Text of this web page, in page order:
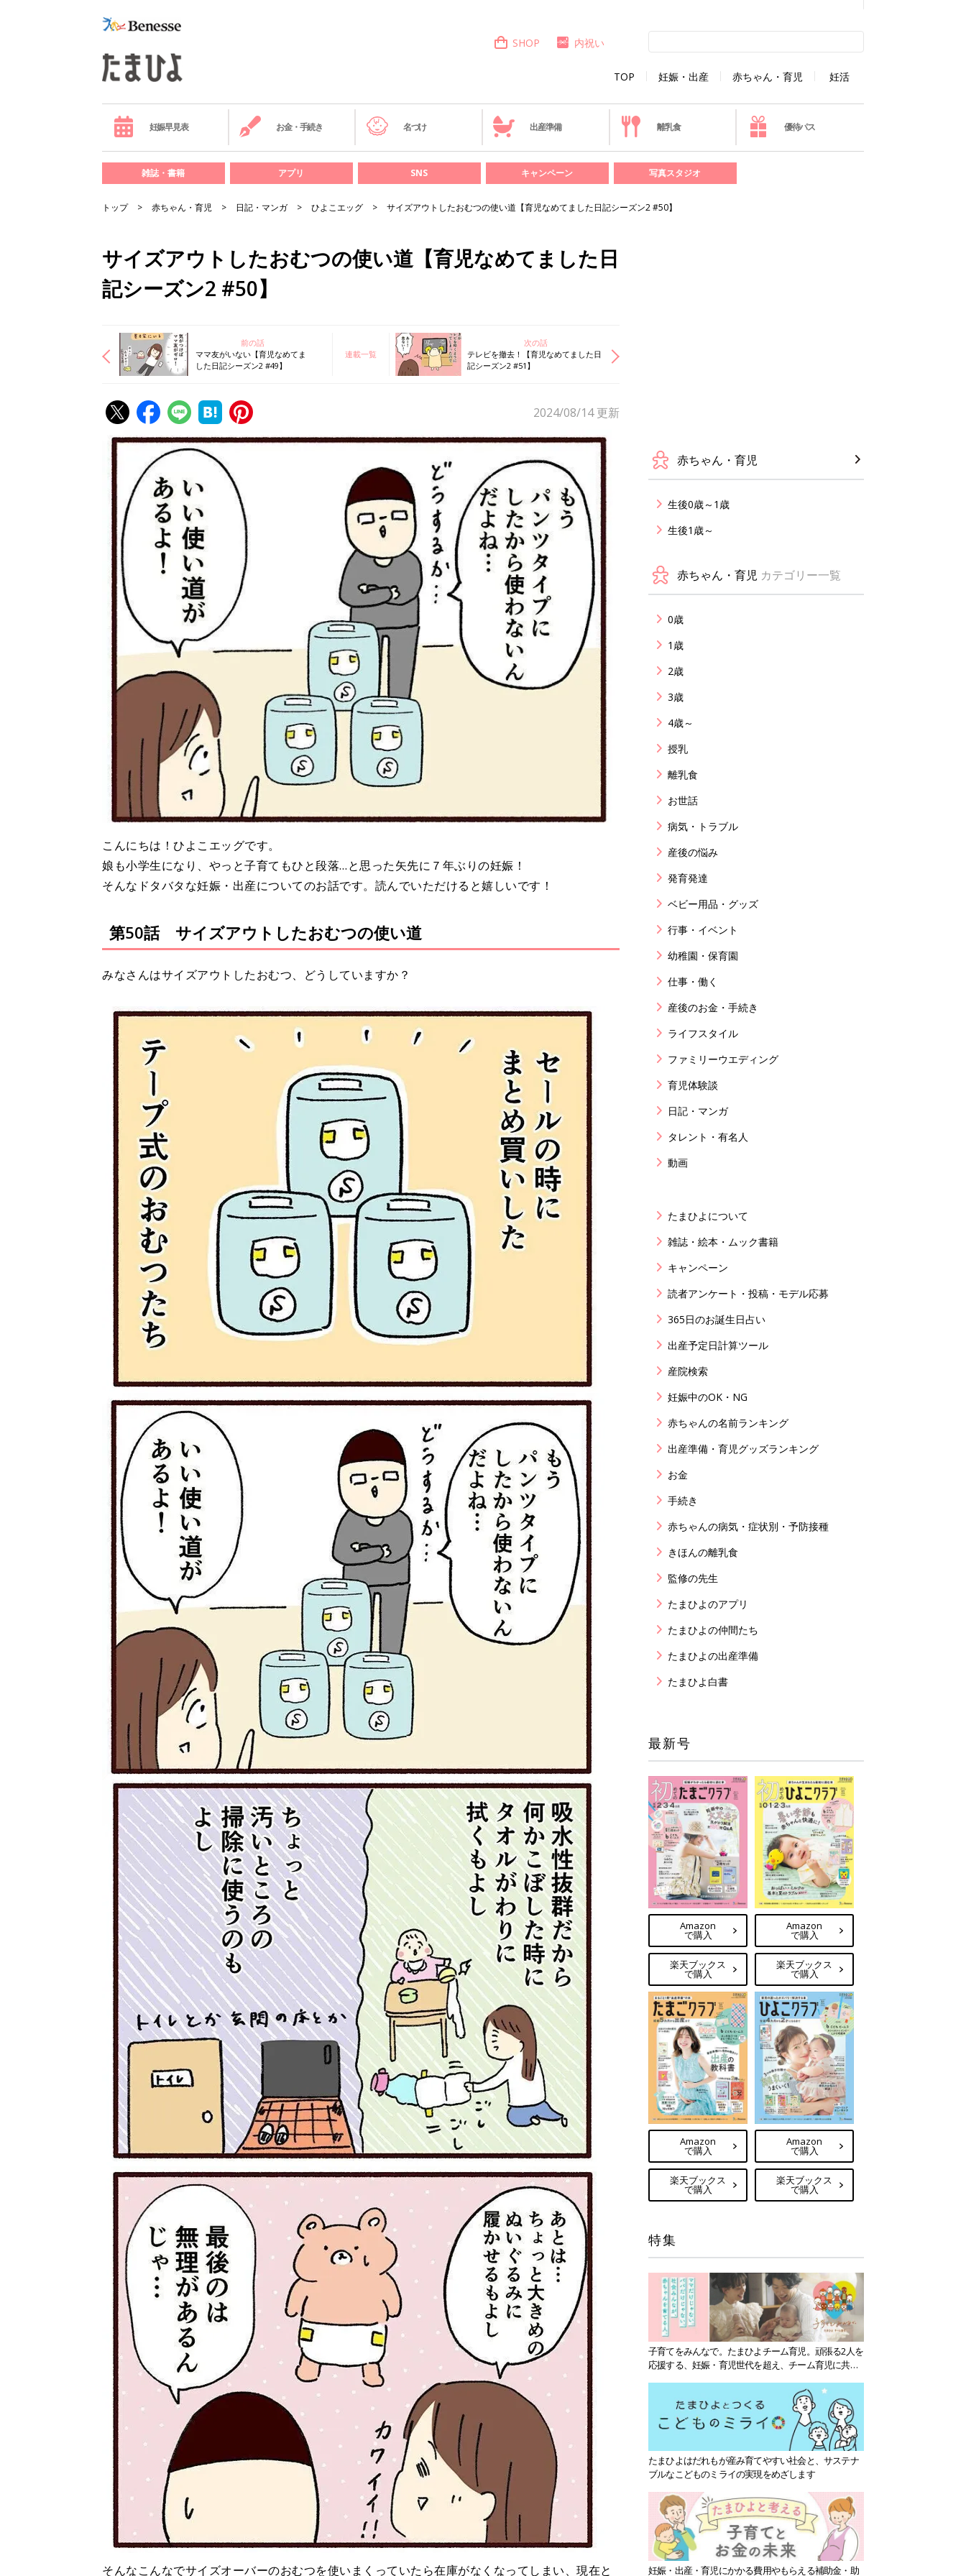
TOP 妊娠・出産 赤ちゃん・育児 妊活
SHOP 内祝い
妊娠早見表 お金・手続き 名づけ 出産準備 離乳食 優待パス
雑誌・書籍 アプリ SNS キャンペーン 写真スタジオ
トップ 赤ちゃん・育児 日記・マンガ ひよこエッグ サイズアウトしたおむつの使い道【育児なめてました日記シーズン2 #50】
サイズアウトしたおむつの使い道【育児なめてました日
記シーズン2 #50】
前の話
ママ友がいない【育児なめてま
した日記シーズン2 #49】
連載一覧
次の話
テレビを撤去！【育児なめてました日
記シーズン2 #51】
2024/08/14更新
こんにちは！ひよこエッグです。
娘も小学生になり、やっと子育てもひと段落…と思った矢先に７年ぶりの妊娠！
そんなドタバタな妊娠・出産についてのお話です。読んでいただけると嬉しいです！
第50話 サイズアウトしたおむつの使い道
みなさんはサイズアウトしたおむつ、どうしていますか？
そんなこんなでサイズオーバーのおむつを使いまくっていたら在庫がなくなってしまい、現在と
赤ちゃん・育児
生後0歳～1歳
生後1歳～
赤ちゃん・育児 カテゴリー一覧
0歳
1歳
2歳
3歳
4歳～
授乳
離乳食
お世話
病気・トラブル
産後の悩み
発育発達
ベビー用品・グッズ
行事・イベント
幼稚園・保育園
仕事・働く
産後のお金・手続き
ライフスタイル
ファミリーウエディング
育児体験談
日記・マンガ
タレント・有名人
動画
たまひよについて
雑誌・絵本・ムック書籍
キャンペーン
読者アンケート・投稿・モデル応募
365日のお誕生日占い
出産予定日計算ツール
産院検索
妊娠中のOK・NG
赤ちゃんの名前ランキング
出産準備・育児グッズランキング
お金
手続き
赤ちゃんの病気・症状別・予防接種
きほんの離乳食
監修の先生
たまひよのアプリ
たまひよの仲間たち
たまひよの出産準備
たまひよ白書
最新号
Amazon
で購入
楽天ブックス
で購入
Amazon
で購入
楽天ブックス
で購入
Amazon
で購入
楽天ブックス
で購入
Amazon
で購入
楽天ブックス
で購入
特集
子育てをみんなで。たまひよチーム育児。頑張る2人を
応援する、妊娠・育児世代を超え、チーム育児に共感
たまひよはだれもが産み育てやすい社会と、サステナ
ブルなこどものミライの実現をめざします
妊娠・出産・育児にかかる費用やもらえる補助金・助